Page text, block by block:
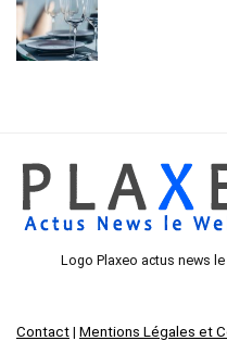
Logo Plaxeo actus news le
Contact | Mentions Légales et